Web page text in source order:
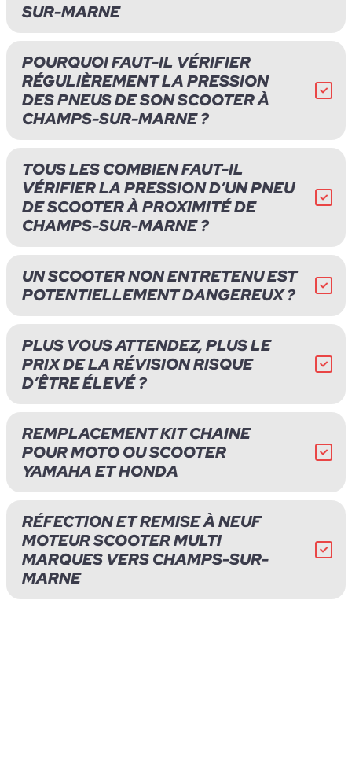
SUR-MARNE
POURQUOI FAUT-IL VÉRIFIER
RÉGULIÈREMENT LA PRESSION
DES PNEUS DE SON SCOOTER À
CHAMPS-SUR-MARNE ?
TOUS LES COMBIEN FAUT-IL
VÉRIFIER LA PRESSION D’UN PNEU
DE SCOOTER À PROXIMITÉ DE
CHAMPS-SUR-MARNE ?
UN SCOOTER NON ENTRETENU EST
POTENTIELLEMENT DANGEREUX ?
PLUS VOUS ATTENDEZ, PLUS LE
PRIX DE LA RÉVISION RISQUE
D’ÊTRE ÉLEVÉ ?
REMPLACEMENT KIT CHAINE
POUR MOTO OU SCOOTER
YAMAHA ET HONDA
RÉFECTION ET REMISE À NEUF
MOTEUR SCOOTER MULTI
MARQUES VERS CHAMPS-SUR-
MARNE